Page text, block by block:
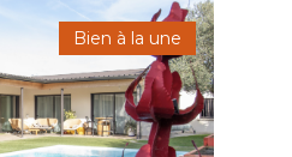
Bien à la une